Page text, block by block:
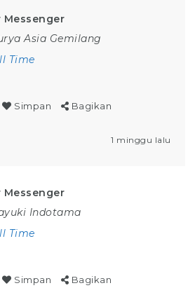
Messenger
Asia Gemilang
Time
Simpan Bagikan
1 minggu lalu
Messenger
Indotama
Time
Simpan Bagikan